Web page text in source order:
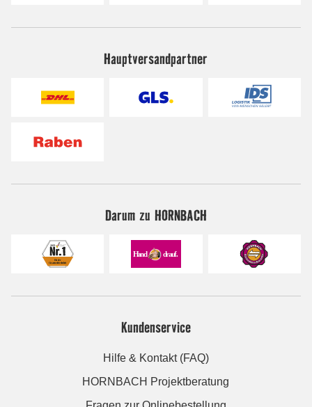
Hauptversandpartner
Darum zu HORNBACH
Kundenservice
Hilfe & Kontakt (FAQ)
HORNBACH Projektberatung